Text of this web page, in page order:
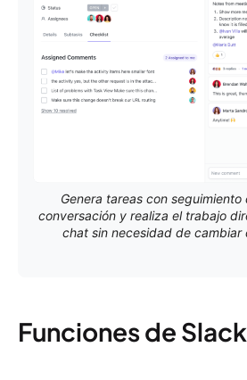
Genera tareas con
conversación y realiza el trabajo
chat sin necesidad de cambiar
Funciones de Slack